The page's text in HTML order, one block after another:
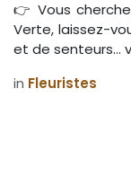
👉 Vous
Verte, laissez-
et de senteurs…
in Fleuristes